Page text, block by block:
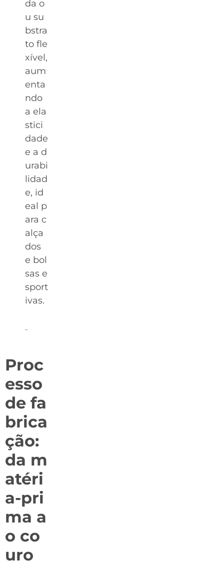
da o
u su
bstra
to fle
xível,
aum
enta
ndo
a ela
stici
dade
e a d
urabi
lidad
e, id
eal p
ara c
alça
dos
e bol
sas e
sport
ivas.
Proc
esso
de fa
brica
ção:
da m
atéri
a-pri
ma a
o co
uro